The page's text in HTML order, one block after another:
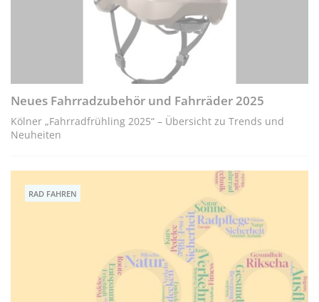
Neues Fahrradzubehör und Fahrräder 2025
Kölner „Fahrradfrühling 2025“ – Übersicht zu Trends und
Neuheiten
RAD FAHREN